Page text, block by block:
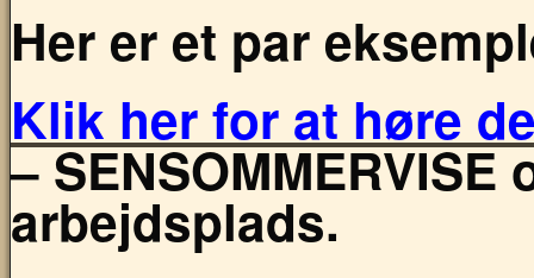
Her er et par
Klik her for at høre
–
arbejdsplads.